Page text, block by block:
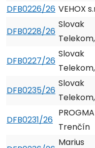
DFB0226/26 VEHOX
DFB0228/26
Slovak
DFB0227/26
Slovak
DFB0235/26
Slovak
DFB0231/26
PROGMA
Trenčín
Marius